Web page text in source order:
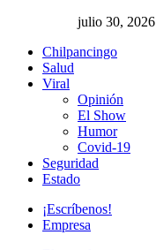
julio 30, 2026
Chilpancingo
Salud
Viral
Opinión
El Show
Humor
Covid-19
Seguridad
Estado
¡Escríbenos!
Empresa